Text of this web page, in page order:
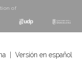
of
Versión en español